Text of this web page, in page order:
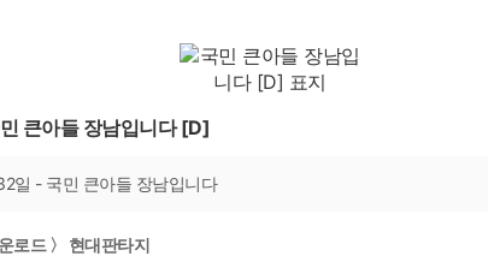
큰아들 장남입니다 [D]
일 - 국민 큰아들 장남입니다
로드 〉 현대판타지